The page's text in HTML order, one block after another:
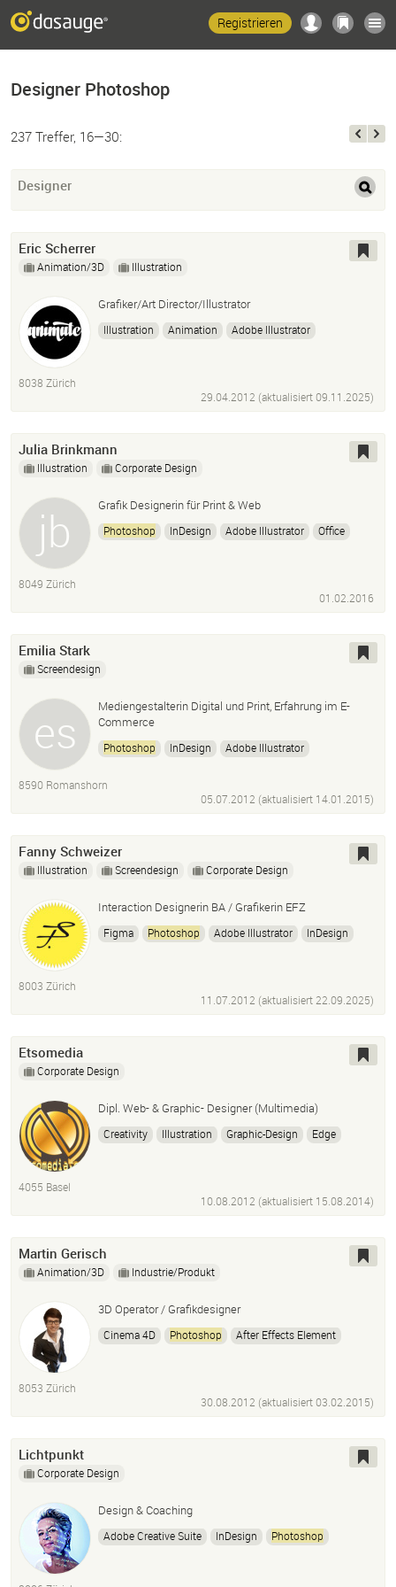
Registrieren
Designer Photoshop
237 Treffer, 16—30:
Designer
Eric Scherrer
Animation/3D Illustration
Grafiker/Art Director/Illustrator
Illustration Animation
Adobe Illustrator
8038 Zürich
29.04.2012 (aktualisiert09.11.2025)
Julia Brinkmann
Illustration Corporate Design
Grafik Designerin für Print & Web
Photoshop InDesign Adobe Illustrator
Office
8049 Zürich
01.02.2016
Emilia Stark
Screendesign
Mediengestalterin Digital und Print, Erfahrung im E-
Commerce
Photoshop InDesign
Adobe Illustrator
8590 Romanshorn
05.07.2012 (aktualisiert 14.01.2015)
Fanny Schweizer
Illustration Screendesign Corporate Design
Interaction Designerin BA / Grafikerin EFZ
Figma Photoshop Adobe Illustrator
InDesign
8003 Zürich
11.07.2012 (aktualisiert22.09.2025)
Etsomedia
Corporate Design
Dipl. Web- & Graphic- Designer (Multimedia)
Creativity Illustration Graphic-Design
Edge
4055 Basel
10.08.2012 (aktualisiert 15.08.2014)
Martin Gerisch
Animation/3D Industrie/Produkt
3D Operator / Grafikdesigner
Cinema 4D Photoshop
After Effects Element
8053 Zürich
30.08.2012 (aktualisiert03.02.2015)
Lichtpunkt
Corporate Design
Design & Coaching
Adobe Creative Suite InDesign
Photoshop